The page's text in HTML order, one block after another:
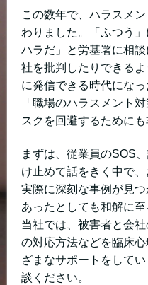
この数年で、ハラスメ
わりました。「ふつう
ハラだ」と労基署に相
社を批判したりできる
に発信できる時代になっ
「職場のハラスメント
スクを回避するためにも
まずは、従業員のSOS
け止めて話をきく中で
実際に深刻な事例が見
あったとしても和解に
当社では、被害者と会
の対応方法などを臨床
ざまなサポートをして
談ください。